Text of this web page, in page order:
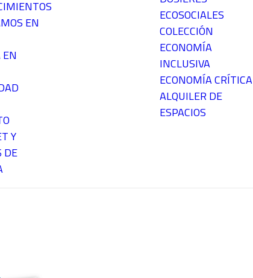
EN
EN
Y
DE
ECOSOCIALES
COLECCIÓN
ECONOMÍA
INCLUSIVA
ECONOMÍA CRÍTICA
ALQUILER DE
ESPACIOS